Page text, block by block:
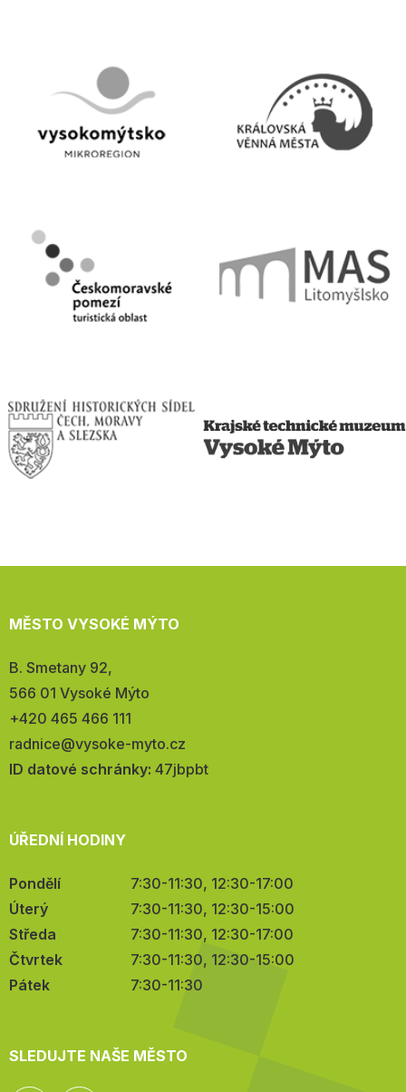
MĚSTO VYSOKÉ MÝTO
Adresa:
B. Smetany 92,
566 01 Vysoké Mýto
Telefon:
+420 465 466 111
E-
mail:
radnice@vysoke-myto.cz
ID datové schránky: 47jbpbt
ÚŘEDNÍ HODINY
Pondělí
7:30-11:30, 12:30-17:00
Úterý
7:30-11:30, 12:30-15:00
Středa
7:30-11:30, 12:30-17:00
Čtvrtek
7:30-11:30, 12:30-15:00
Pátek
7:30-11:30
SLEDUJTE NAŠE MĚSTO